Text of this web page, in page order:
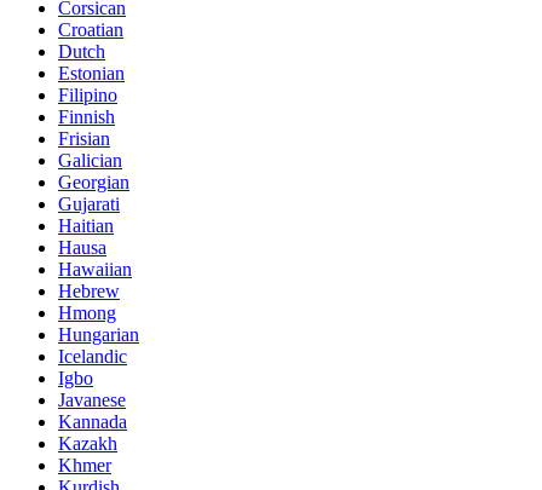
Corsican
Croatian
Dutch
Estonian
Filipino
Finnish
Frisian
Galician
Georgian
Gujarati
Haitian
Hausa
Hawaiian
Hebrew
Hmong
Hungarian
Icelandic
Igbo
Javanese
Kannada
Kazakh
Khmer